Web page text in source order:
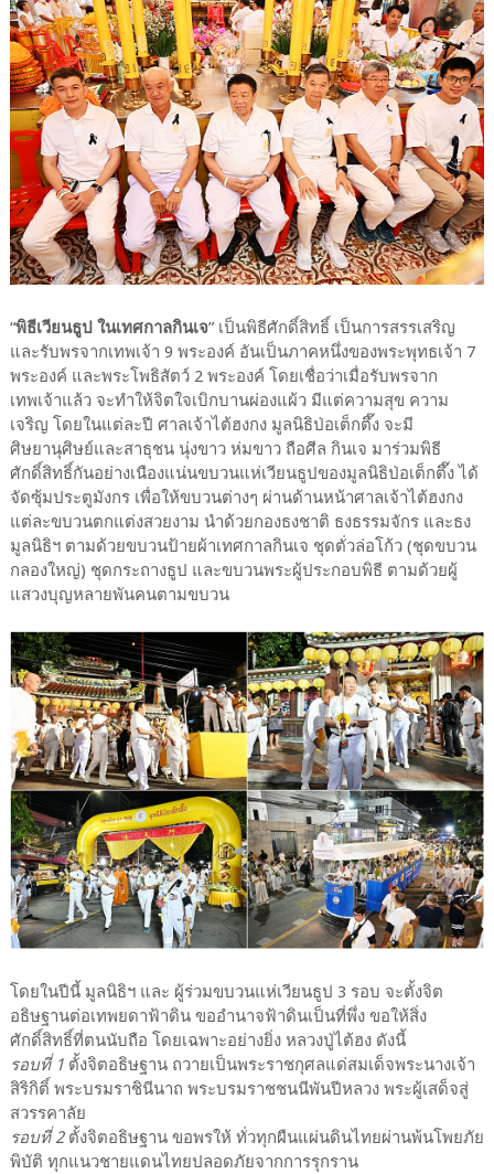
“พิธีเวียนธูป ในเทศกาลกินเจ” เป็นพิธีศักดิ์สิทธิ์ เป็นการสรรเสริญ
และรับพรจากเทพเจ้า 9 พระองค์ อันเป็นภาคหนึ่งของพระพุทธเจ้า 7
พระองค์ และพระโพธิสัตว์ 2 พระองค์ โดยเชื่อว่าเมื่อรับพรจาก
เทพเจ้าแล้ว จะทำให้จิตใจเบิกบานผ่องแผ้ว มีแต่ความสุข ความ
เจริญ โดยในแต่ละปี ศาลเจ้าไต้ฮงกง มูลนิธิป่อเต็กตึ๊ง จะมี
ศิษยานุศิษย์และสาธุชน นุ่งขาว ห่มขาว ถือศีล กินเจ มาร่วมพิธี
ศักดิ์สิทธิ์กันอย่างเนืองแน่นขบวนแห่เวียนธูปของมูลนิธิป่อเต็กตึ๊ง ได้
จัดซุ้มประตูมังกร เพื่อให้ขบวนต่างๆ ผ่านด้านหน้าศาลเจ้าไต้ฮงกง
แต่ละขบวนตกแต่งสวยงาม นำด้วยกองธงชาติ ธงธรรมจักร และธง
มูลนิธิฯ ตามด้วยขบวนป้ายผ้าเทศกาลกินเจ ชุดตั่วล่อโก้ว (ชุดขบวน
กลองใหญ่) ชุดกระถางธูป และขบวนพระผู้ประกอบพิธี ตามด้วยผู้
แสวงบุญหลายพันคนตามขบวน
โดยในปีนี้ มูลนิธิฯ และ ผู้ร่วมขบวนแห่เวียนธูป 3 รอบ จะตั้งจิต
อธิษฐานต่อเทพยดาฟ้าดิน ขออำนาจฟ้าดินเป็นที่พึ่ง ขอให้สิ่ง
ศักดิ์สิทธิ์ที่ตนนับถือ โดยเฉพาะอย่างยิ่ง หลวงปู่ไต้ฮง ดังนี้
รอบที่ 1 ตั้งจิตอธิษฐาน ถวายเป็นพระราชกุศลแด่สมเด็จพระนางเจ้า
สิริกิติ์ พระบรมราชินีนาถ พระบรมราชชนนีพันปีหลวง พระผู้เสด็จสู่
สวรรคาลัย
รอบที่ 2 ตั้งจิตอธิษฐาน ขอพรให้ ทั่วทุกผืนแผ่นดินไทยผ่านพ้นโพยภัย
พิบัติ ทุกแนวชายแดนไทยปลอดภัยจากการรุกราน